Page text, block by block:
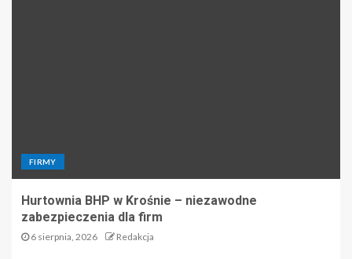
FIRMY
Hurtownia BHP w Krośnie – niezawodne
zabezpieczenia dla firm
6 sierpnia, 2026 Redakcja